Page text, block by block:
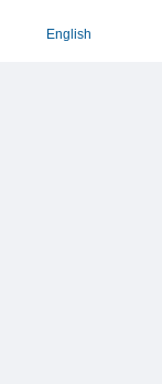
English